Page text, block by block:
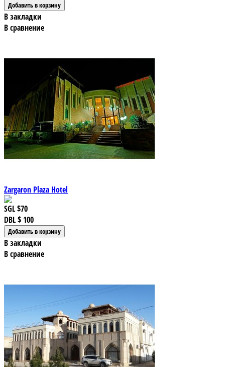
В закладки
В сравнение
Zargaron Plaza Hotel
SGL$70
DBL$ 100
В закладки
В сравнение